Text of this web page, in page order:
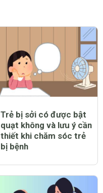
Trẻ bị sởi có được bật
quạt không và lưu ý cần
thiết khi chăm sóc trẻ
bị bệnh